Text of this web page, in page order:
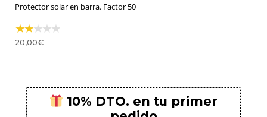
Protector solar en barra. Factor 50
20,00€
10% DTO. en tu primer